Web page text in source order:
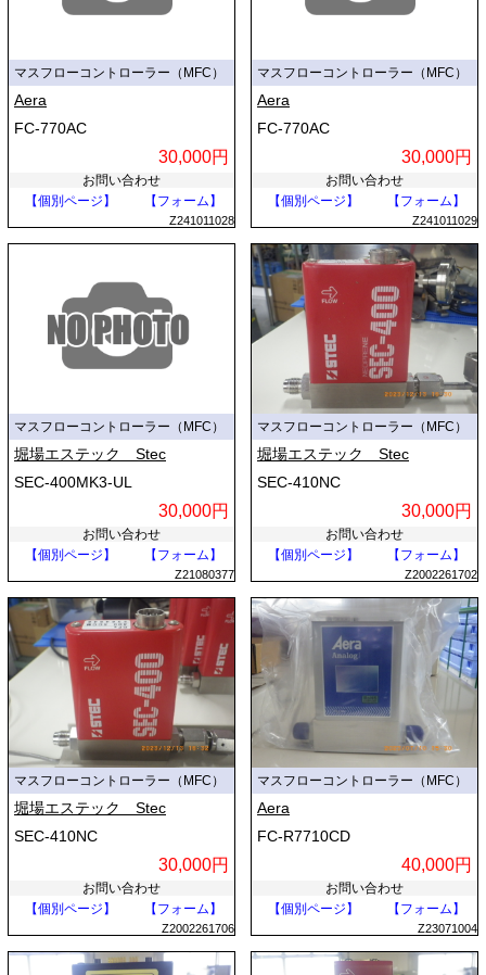
マスフローコントローラー（MFC）
Aera
FC-770AC
30,000円
お問い合わせ
【個別ページ】
【フォーム】
Z241011028
マスフローコントローラー（MFC）
Aera
FC-770AC
30,000円
お問い合わせ
【個別ページ】
【フォーム】
Z241011029
マスフローコントローラー（MFC）
堀場エステック Stec
SEC-400MK3-UL
30,000円
お問い合わせ
【個別ページ】
【フォーム】
Z21080377
マスフローコントローラー（MFC）
堀場エステック Stec
SEC-410NC
30,000円
お問い合わせ
【個別ページ】
【フォーム】
Z2002261702
マスフローコントローラー（MFC）
堀場エステック Stec
SEC-410NC
30,000円
お問い合わせ
【個別ページ】
【フォーム】
Z2002261706
マスフローコントローラー（MFC）
Aera
FC-R7710CD
40,000円
お問い合わせ
【個別ページ】
【フォーム】
Z23071004